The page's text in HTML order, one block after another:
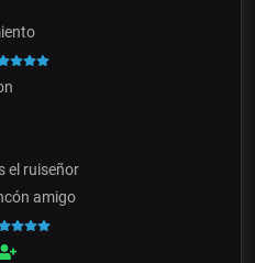
el ruiseñor
amigo